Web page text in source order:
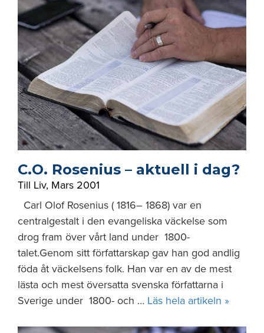
C.O. Rosenius – aktuell i dag?
Till Liv, Mars 2001
Carl Olof Rosenius ( 1816– 1868) var en
centralgestalt i den evangeliska väckelse som
drog fram över vårt land under 1800-
talet.Genom sitt författarskap gav han god andlig
föda åt väckelsens folk. Han var en av de mest
lästa och mest översatta svenska författarna i
Sverige under 1800- och … Läs hela artikeln »